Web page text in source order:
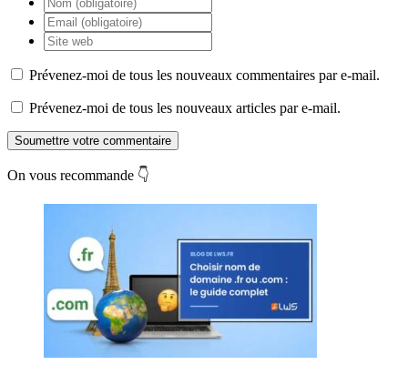
Prévenez-moi de tous les nouveaux commentaires par e-mail.
Prévenez-moi de tous les nouveaux articles par e-mail.
Soumettre votre commentaire
On vous recommande 👇